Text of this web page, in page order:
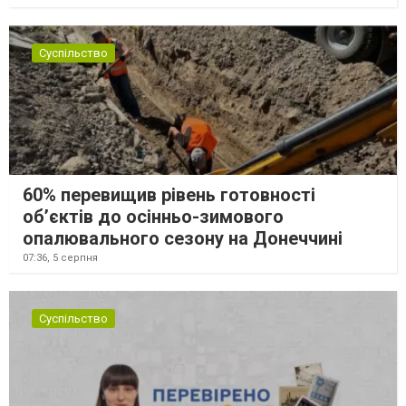
Суспільство
60% перевищив рівень готовності
об’єктів до осінньо-зимового
опалювального сезону на Донеччині
07:36, 5 серпня
Суспільство